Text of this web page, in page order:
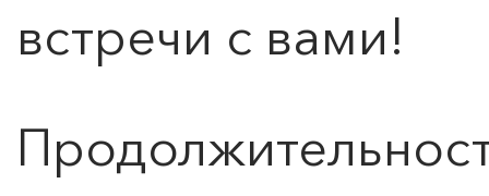
ПОИСК ПО МЕРОПРИЯТИЯМ
встречи с вами!